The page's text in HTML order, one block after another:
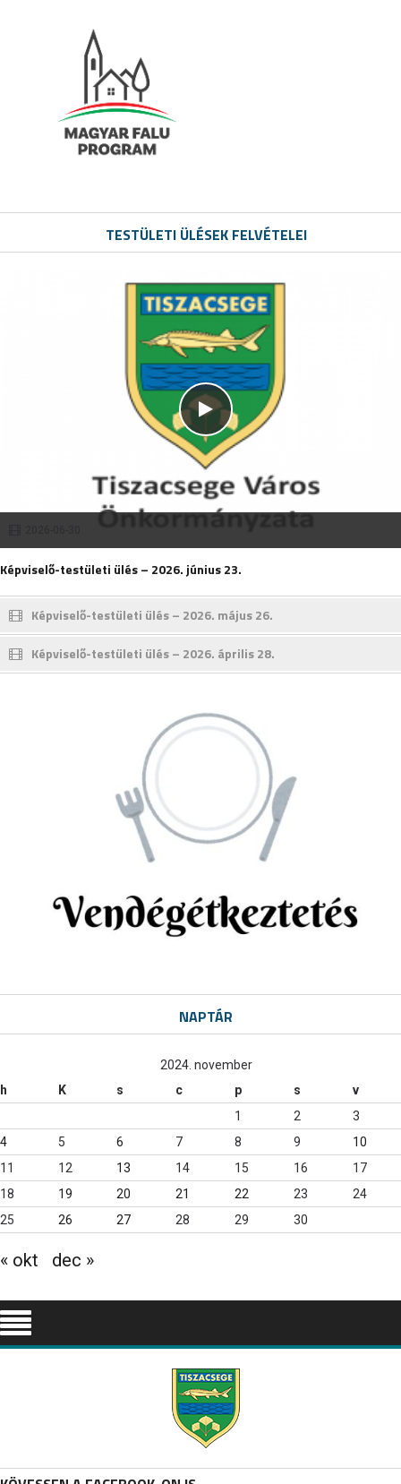
TESTÜLETI ÜLÉSEK FELVÉTELEI
Képviselő-testületi ülés – 2026. június 23.
Képviselő-testületi ülés – 2026. május 26.
Képviselő-testületi ülés – 2026. április 28.
NAPTÁR
2024. november
h
K s c p s
v
1
2
3
4
5 6 7 8 9
10
11
12 13 14 15 16
17
18
19 20 21 22 23
24
25
26 27 28 29 30
« okt dec »